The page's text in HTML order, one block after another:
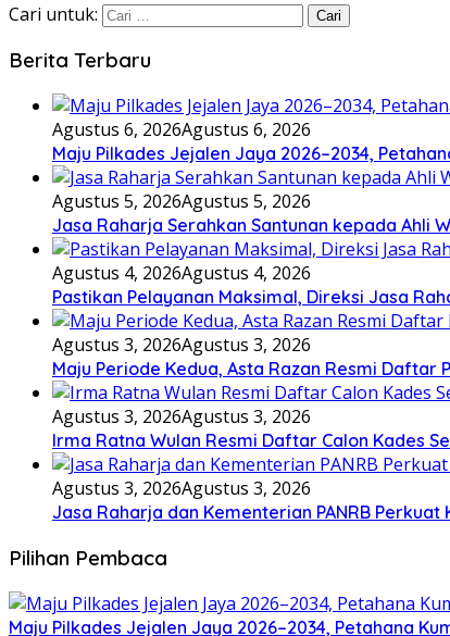
Cari untuk:
Berita Terbaru
Agustus 6, 2026Agustus 6, 2026
Maju Pilkades Jejalen Jaya 2026–2034,
Agustus 5, 2026Agustus 5, 2026
Jasa Raharja Serahkan Santunan kepada Ahli
Agustus 4, 2026Agustus 4, 2026
Pastikan Pelayanan Maksimal, Direksi Jasa
Agustus 3, 2026Agustus 3, 2026
Maju Periode Kedua, Asta Razan Resmi Daftar
Agustus 3, 2026Agustus 3, 2026
Irma Ratna Wulan Resmi Daftar Calon Kades
Agustus 3, 2026Agustus 3, 2026
Jasa Raharja dan Kementerian PANRB Perkuat
Pilihan Pembaca
Maju Pilkades Jejalen Jaya 2026–2034, Petahana